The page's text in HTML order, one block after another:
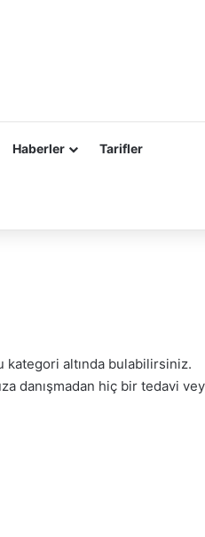
Haberler Tarifler
kategori altında bulabilirsiniz.
danışmadan hiç bir tedavi